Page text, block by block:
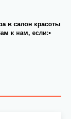
в салон красоты
к нам, если:•